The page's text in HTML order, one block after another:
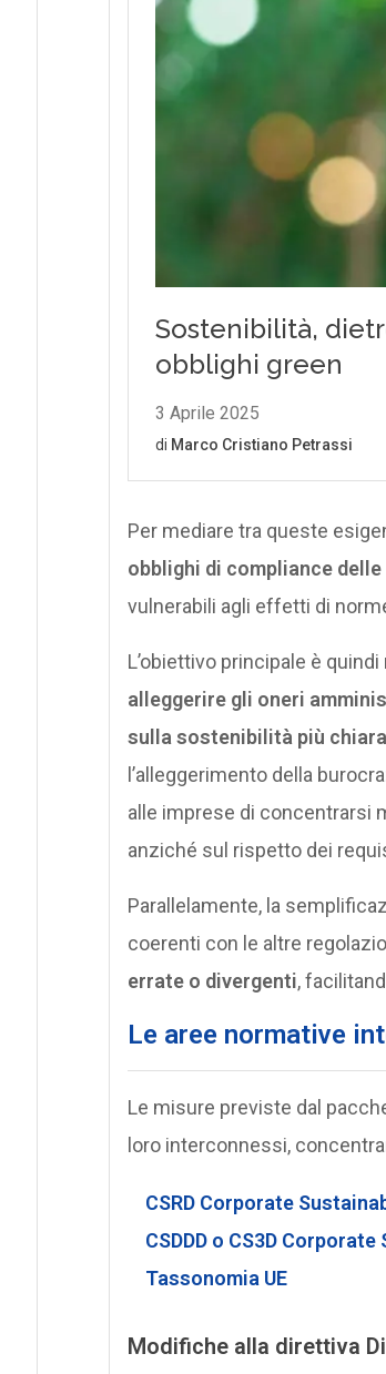
Per mediare tra queste
obblighi di compliance
vulnerabili agli effetti di
L’obiettivo principale è quindi
alleggerire gli oneri
sulla sostenibilità più
l’alleggerimento della
alle imprese di concentrarsi
anziché sul rispetto dei
Parallelamente, la
coerenti con le altre
errate o divergenti,
Le aree normative
Le misure previste dal
loro interconnessi,
CSRD Corporate
CSDDD o CS3D
Tassonomia UE
Modifiche alla direttiva